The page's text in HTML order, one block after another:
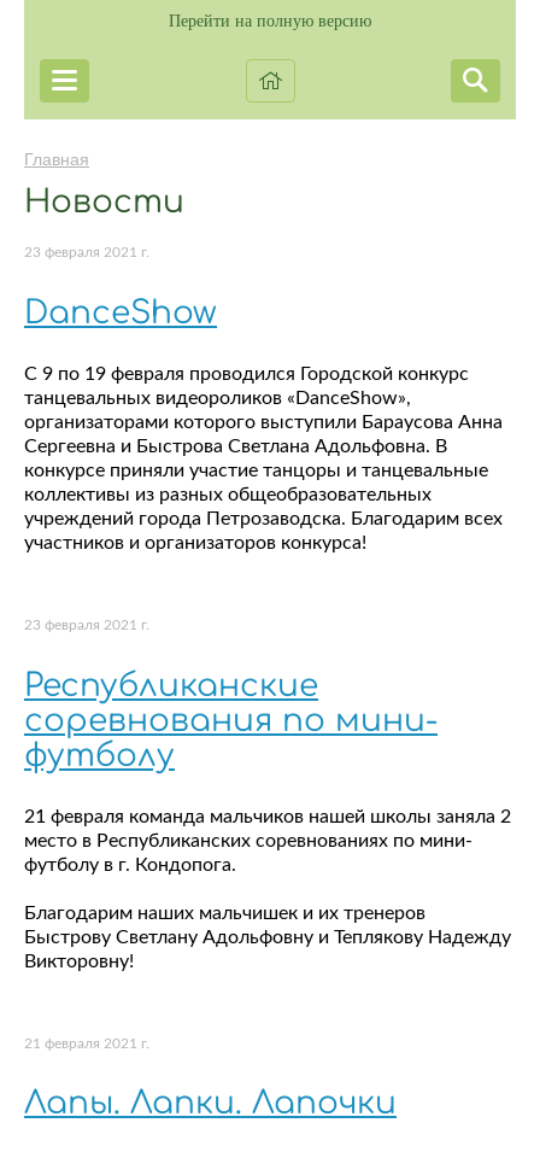
Перейти на полную версию
Главная
Новости
23 февраля 2021 г.
DanceShow
С 9 по 19 февраля проводился Городской конкурс
танцевальных видеороликов «DanceShow»,
организаторами которого выступили Бараусова Анна
Сергеевна и Быстрова Светлана Адольфовна. В
конкурсе приняли участие танцоры и танцевальные
коллективы из разных общеобразовательных
учреждений города Петрозаводска. Благодарим всех
участников и организаторов конкурса!
23 февраля 2021 г.
Республиканские
соревнования по мини-
футболу
21 февраля команда мальчиков нашей школы заняла 2
место в Республиканских соревнованиях по мини-
футболу в г. Кондопога.
Благодарим наших мальчишек и их тренеров
Быстрову Светлану Адольфовну и Теплякову Надежду
Викторовну!
21 февраля 2021 г.
Лапы. Лапки. Лапочки